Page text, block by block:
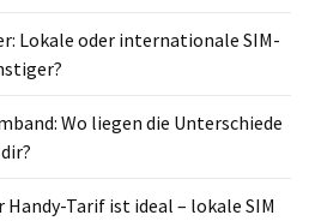
Lokale oder internationale SIM-
Wo liegen die Unterschiede
Tarif ist ideal – lokale SIM